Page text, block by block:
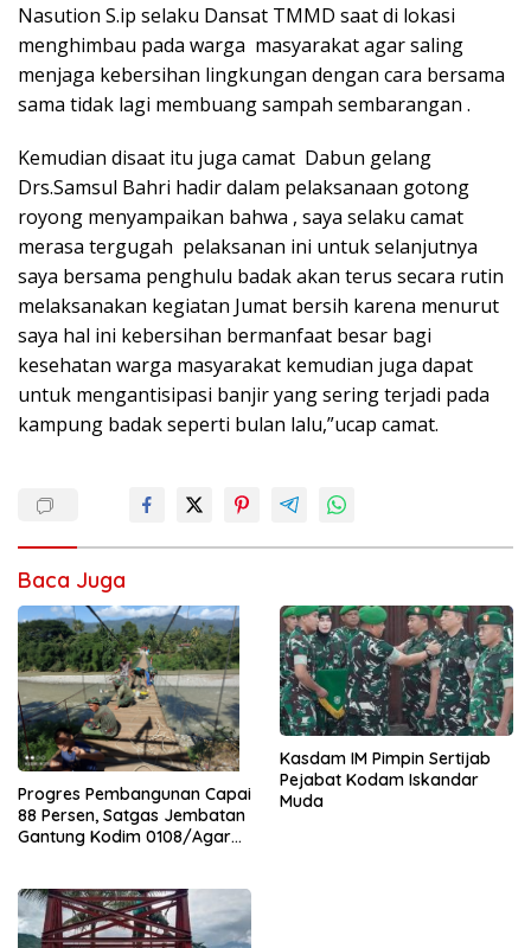
Nasution S.ip selaku Dansat TMMD saat di lokasi
menghimbau pada warga masyarakat agar saling
menjaga kebersihan lingkungan dengan cara bersama
sama tidak lagi membuang sampah sembarangan .
Kemudian disaat itu juga camat Dabun gelang
Drs.Samsul Bahri hadir dalam pelaksanaan gotong
royong menyampaikan bahwa , saya selaku camat
merasa tergugah pelaksanan ini untuk selanjutnya
saya bersama penghulu badak akan terus secara rutin
melaksanakan kegiatan Jumat bersih karena menurut
saya hal ini kebersihan bermanfaat besar bagi
kesehatan warga masyarakat kemudian juga dapat
untuk mengantisipasi banjir yang sering terjadi pada
kampung badak seperti bulan lalu,”ucap camat.
Baca Juga
Progres Pembangunan Capai
88 Persen, Satgas Jembatan
Gantung Kodim 0108/Agara
Kasdam IM Pimpin Sertijab
Pejabat Kodam Iskandar
Muda